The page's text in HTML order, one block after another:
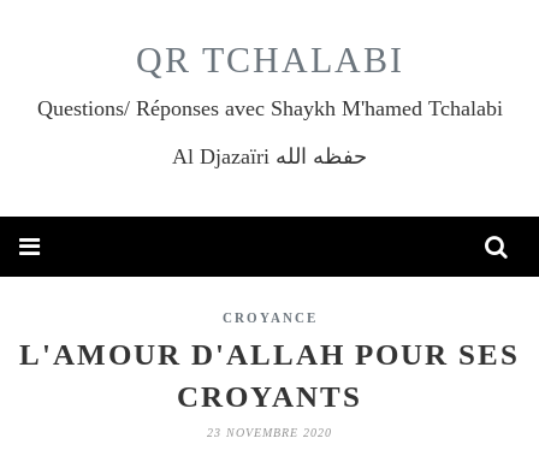
QR TCHALABI
Questions/ Réponses avec Shaykh M'hamed Tchalabi
Al Djazaïri حفظه الله
CROYANCE
L'AMOUR D'ALLAH POUR SES
CROYANTS
23 NOVEMBRE 2020